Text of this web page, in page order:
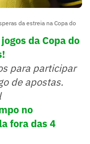
da estreia na Copa do
da Copa do
para participar
de apostas.
no
fora das 4